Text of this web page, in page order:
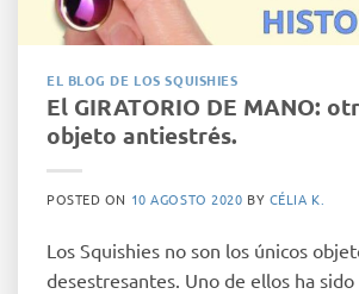
EL BLOG DE LOS SQUISHIES
El GIRATORIO DE MANO:
objeto antiestrés.
POSTED ON 10 AGOSTO 2020 BY CÉLIA K.
Los Squishies no son los únicos
desestresantes. Uno de ellos ha